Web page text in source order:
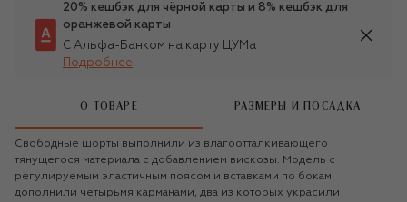
20% кешбэк для чёрной карты и 8% кешбэк для
оранжевой карты
С Альфа-Банком на карту ЦУМа
Подробнее
О ТОВАРЕ РАЗМЕРЫ И ПОСАДКА
Свободные шорты выполнили из влагоотталкивающего
тянущегося материала с добавлением вискозы. Модель с
регулируемым эластичным поясом и вставками по бокам
дополнили четырьмя карманами, два из которых украсили